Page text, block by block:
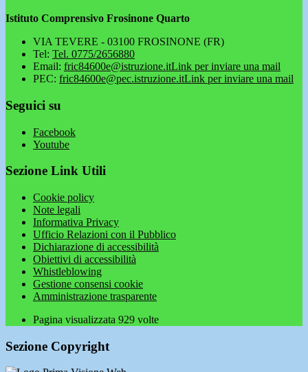
Istituto Comprensivo Frosinone Quarto
VIA TEVERE - 03100 FROSINONE (FR)
Tel: Tel. 0775/2656880
Email: fric84600e@istruzione.itLink per inviare una mail
PEC: fric84600e@pec.istruzione.itLink per inviare una mail
Seguici su
Facebook
Youtube
Sezione Link Utili
Cookie policy
Note legali
Informativa Privacy
Ufficio Relazioni con il Pubblico
Dichiarazione di accessibilità
Obiettivi di accessibilità
Whistleblowing
Gestione consensi cookie
Amministrazione trasparente
Pagina visualizzata 929 volte
Sezione Copyright